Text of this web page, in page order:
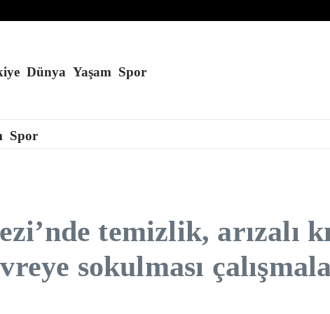
yaralandı
Dünya Yaşam Spor
Spor
temizlik, arızalı
sokulması